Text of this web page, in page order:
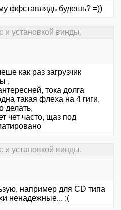
ффставлядь будешь? =))
и установкой винды.
как раз загрузчик
,
тока долга
такая флеха на 4 гиги,
делать,
чет часто, щаз под
и установкой винды.
например для СD типа
ненадежные... :(